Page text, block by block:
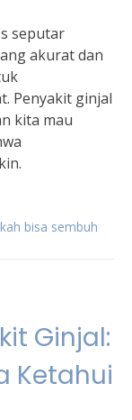
seputar
akurat dan
Penyakit ginjal
kita mau
bisa sembuh
Ginjal:
Ketahui